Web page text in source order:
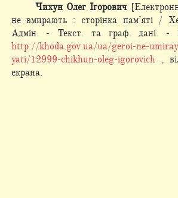
Чихун Олег Ігорович
не вмирають : сторінка пам’яті /
Адмін. - Текст. та граф. дані. -
http://khoda.gov.ua/ua/geroi-ne-
yati/12999-chikhun-oleg-igorovich,
екрана.